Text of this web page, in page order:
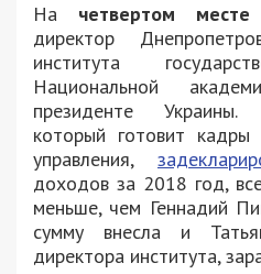
На четвертом месте
директор
института
Национальной
президенте Украины.
который готовит кадры
управления,
доходов за 2018 год,
меньше, чем Геннадий
сумму внесла и
директора института,